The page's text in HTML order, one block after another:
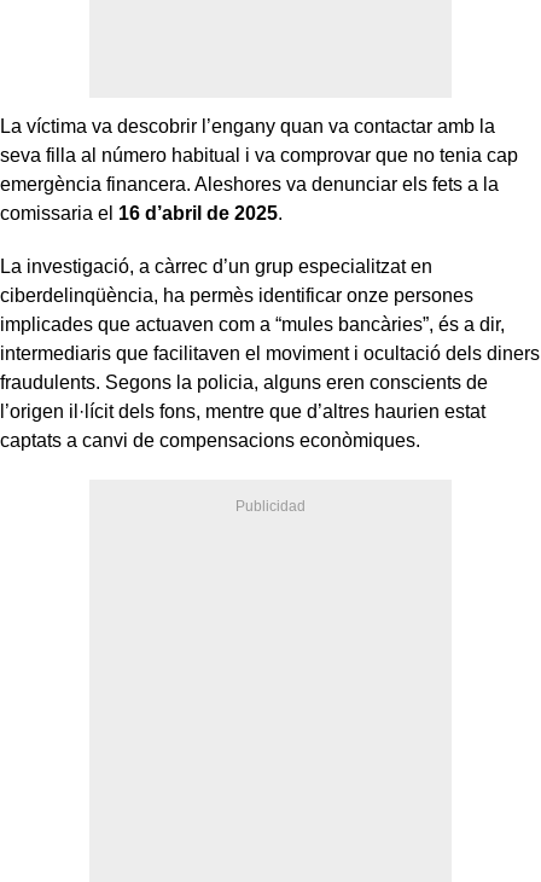
La víctima va descobrir l’engany quan va contactar amb la
seva filla al número habitual i va comprovar que no tenia cap
emergència financera. Aleshores va denunciar els fets a la
comissaria el 16 d’abril de 2025.
La investigació, a càrrec d’un grup especialitzat en
ciberdelinqüència, ha permès identificar onze persones
implicades que actuaven com a “mules bancàries”, és a dir,
intermediaris que facilitaven el moviment i ocultació dels diners
fraudulents. Segons la policia, alguns eren conscients de
l’origen il·lícit dels fons, mentre que d’altres haurien estat
captats a canvi de compensacions econòmiques.